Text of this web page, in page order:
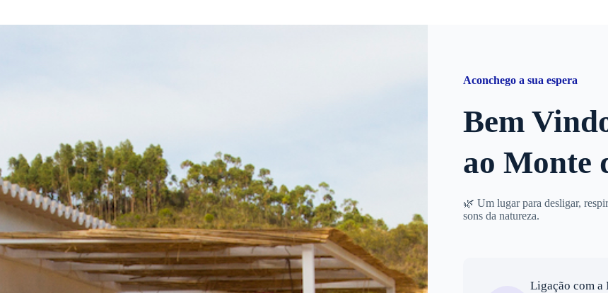
Aconchego a sua espera
Bem
ao Monte
🌿 Um lugar para desligar,
sons da natureza.
Ligação com a